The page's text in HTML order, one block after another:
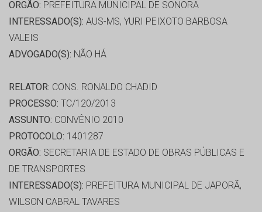
ORGÃO: PREFEITURA MUNICIPAL DE SONORA
INTERESSADO(S): AUS-MS, YURI PEIXOTO BARBOSA
VALEIS
ADVOGADO(S): NÃO HÁ
RELATOR: CONS. RONALDO CHADID
PROCESSO: TC/120/2013
ASSUNTO: CONVÊNIO 2010
PROTOCOLO: 1401287
ORGÃO: SECRETARIA DE ESTADO DE OBRAS PÚBLICAS E
DE TRANSPORTES
INTERESSADO(S): PREFEITURA MUNICIPAL DE JAPORÃ,
WILSON CABRAL TAVARES